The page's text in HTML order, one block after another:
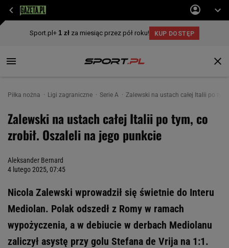
Piłka nożna Ligi zagraniczne Serie A Zalewski na ustach całej Italii po
Zalewski na ustach całej Italii po tym, co
zrobił. Oszaleli na jego punkcie
Aleksander Bernard
4 lutego 2025, 07:45
Nicola Zalewski wprowadził się świetnie do Interu
Mediolan. Polak odszedł z Romy w ramach
wypożyczenia, a w debiucie w derbach Mediolanu
zaliczył asystę przy golu Stefana de Vrija na 1:1.